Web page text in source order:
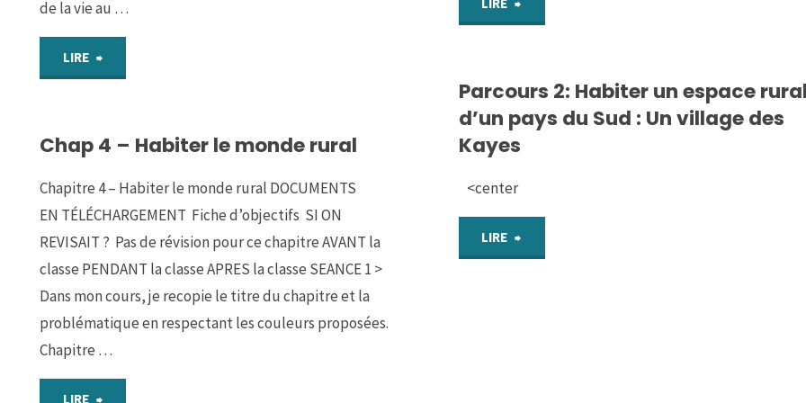
de la vie au …
LIRE "Parcours
:
La
campagne
au
Moyen-
Age"
Sociétés
et
dans
l’Occident
Parcours 2: Habiter un espace
d’un pays du Sud : Un village des
Kayes
<center
LIRE
Chap 4 – Habiter le monde rural
Chapitre 4 – Habiter le monde rural DOCUMENTS
EN TÉLÉCHARGEMENT Fiche d’objectifs SI ON
REVISAIT ? Pas de révision pour ce chapitre AVANT la
classe PENDANT la classe APRES la classe SEANCE 1 >
Dans mon cours, je recopie le titre du chapitre et la
problématique en respectant les couleurs proposées.
Chapitre …
LIRE "Chap